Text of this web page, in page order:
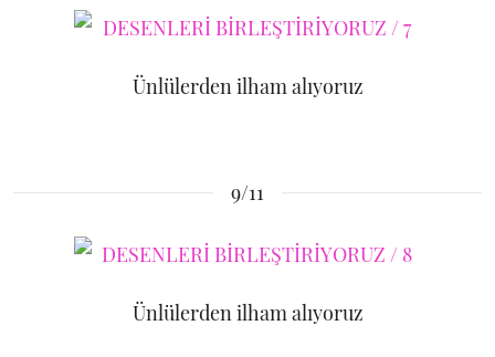
Ünlülerden ilham alıyoruz
9/11
Ünlülerden ilham alıyoruz